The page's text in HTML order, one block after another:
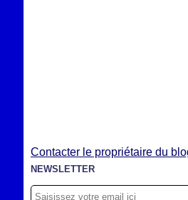
Contacter le propriétaire du
NEWSLETTER